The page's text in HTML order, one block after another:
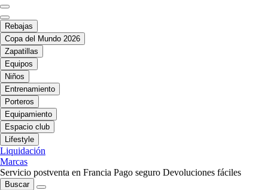
Rebajas
Copa del Mundo 2026
Zapatillas
Equipos
Niños
Entrenamiento
Porteros
Equipamiento
Espacio club
Lifestyle
Liquidación
Marcas
Servicio postventa en Francia Pago seguro Devoluciones fáciles
Buscar